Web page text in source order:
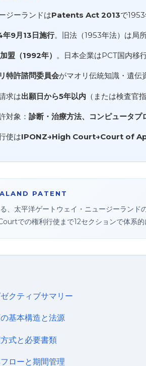
ジーランドはPatents Act 2013で
9月13日施行。旧法（1953年法）は局
盟（1992年） 。日本企業はPCT国内移
特許諮問委員会がマオリ伝統知識・遺
求は出願日から5年以内 （または検査官
対象：診断・治療方法、コンピュータ
使はIPONZ→High Court→Court of
PATENT
、太平洋ゲートウェイ・ニュージーラン
での権利行使まで12セクションで体系的
クティブサマリー
基本構造と法源
式と必要書類
ローと期間管理